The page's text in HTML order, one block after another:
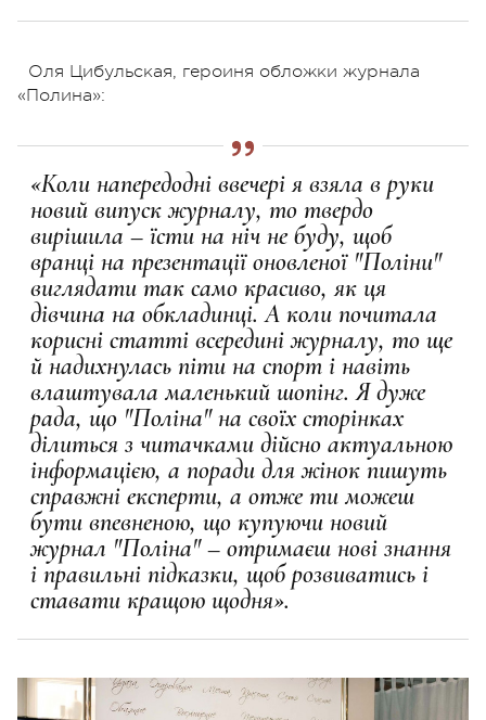
Оля Цибульская, героиня обложки журнала
«Полина»:
«Коли напередодні ввечері я взяла в руки
новий випуск журналу, то твердо
вирішила – їсти на ніч не буду, щоб
вранці на презентації оновленої "Поліни"
виглядати так само красиво, як ця
дівчина на обкладинці. А коли почитала
корисні статті всередині журналу, то ще
й надихнулась піти на спорт і навіть
влаштувала маленький шопінг. Я дуже
рада, що "Поліна" на своїх сторінках
ділиться з читачками дійсно актуальною
інформацією, а поради для жінок пишуть
справжні експерти, а отже ти можеш
бути впевненою, що купуючи новий
журнал "Поліна" – отримаєш нові знання
і правильні підказки, щоб розвиватись і
ставати кращою щодня».